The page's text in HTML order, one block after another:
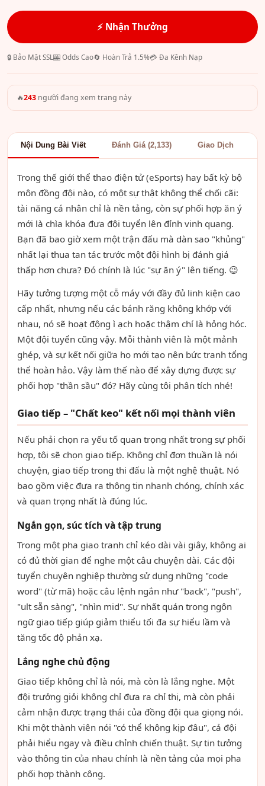
⚡ Nhận Thưởng
🔒 Bảo Mật SSL🎰 Odds Cao🔄 Hoàn Trả 1.5%💳 Đa Kênh Nạp
🔥243 người đang xem trang này
Nội Dung Bài Viết Đánh Giá (2,133) Giao Dịch
Trong thế giới thể thao điện tử (eSports) hay bất kỳ bộ
môn đồng đội nào, có một sự thật không thể chối cãi:
tài năng cá nhân chỉ là nền tảng, còn sự phối hợp ăn ý
mới là chìa khóa đưa đội tuyển lên đỉnh vinh quang.
Bạn đã bao giờ xem một trận đấu mà dàn sao "khủng"
nhất lại thua tan tác trước một đội hình bị đánh giá
thấp hơn chưa? Đó chính là lúc "sự ăn ý" lên tiếng. 😉
Hãy tưởng tượng một cỗ máy với đầy đủ linh kiện cao
cấp nhất, nhưng nếu các bánh răng không khớp với
nhau, nó sẽ hoạt động ì ạch hoặc thậm chí là hỏng hóc.
Một đội tuyển cũng vậy. Mỗi thành viên là một mảnh
ghép, và sự kết nối giữa họ mới tạo nên bức tranh tổng
thể hoàn hảo. Vậy làm thế nào để xây dựng được sự
phối hợp "thần sầu" đó? Hãy cùng tôi phân tích nhé!
Giao tiếp – "Chất keo" kết nối mọi thành viên
Nếu phải chọn ra yếu tố quan trọng nhất trong sự phối
hợp, tôi sẽ chọn giao tiếp. Không chỉ đơn thuần là nói
chuyện, giao tiếp trong thi đấu là một nghệ thuật. Nó
bao gồm việc đưa ra thông tin nhanh chóng, chính xác
và quan trọng nhất là đúng lúc.
Ngắn gọn, súc tích và tập trung
Trong một pha giao tranh chỉ kéo dài vài giây, không ai
có đủ thời gian để nghe một câu chuyện dài. Các đội
tuyển chuyên nghiệp thường sử dụng những "code
word" (từ mã) hoặc câu lệnh ngắn như "back", "push",
"ult sẵn sàng", "nhìn mid". Sự nhất quán trong ngôn
ngữ giao tiếp giúp giảm thiểu tối đa sự hiểu lầm và
tăng tốc độ phản xạ.
Lắng nghe chủ động
Giao tiếp không chỉ là nói, mà còn là lắng nghe. Một
đội trưởng giỏi không chỉ đưa ra chỉ thị, mà còn phải
cảm nhận được trạng thái của đồng đội qua giọng nói.
Khi một thành viên nói "có thể không kịp đâu", cả đội
phải hiểu ngay và điều chỉnh chiến thuật. Sự tin tưởng
vào thông tin của nhau chính là nền tảng của mọi pha
phối hợp thành công.